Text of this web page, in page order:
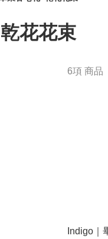
花花束
6項 商品
Indigo｜